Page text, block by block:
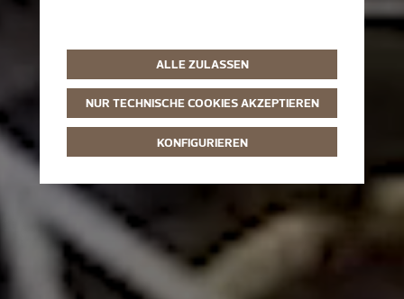
ALLE ZULASSEN
NUR TECHNISCHE COOKIES AKZEPTIEREN
KONFIGURIEREN